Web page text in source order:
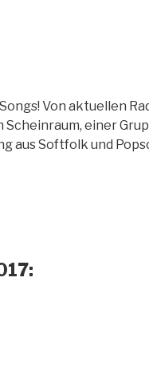
Von aktuellen
einer
aus Softfolk und